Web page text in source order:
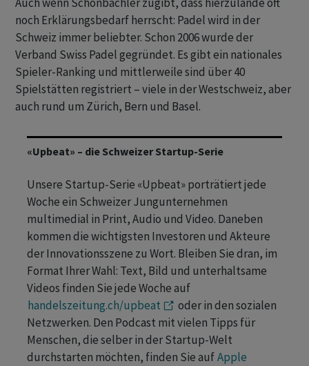
noch Erklärungsbedarf herrscht: Padel wird in der
Schweiz immer beliebter. Schon 2006 wurde der
Verband Swiss Padel gegründet. Es gibt ein nationales
Spieler-Ranking und mittlerweile sind über 40
Spielstätten registriert – viele in der Westschweiz, aber
auch rund um Zürich, Bern und Basel.
«Upbeat» – die Schweizer Startup-Serie
Unsere Startup-Serie «Upbeat» porträtiert jede
Woche ein Schweizer Jungunternehmen
multimedial in Print, Audio und Video. Daneben
kommen die wichtigsten Investoren und Akteure
der Innovationsszene zu Wort. Bleiben Sie dran, im
Format Ihrer Wahl: Text, Bild und unterhaltsame
Videos finden Sie jede Woche auf
handelszeitung.ch/upbeat
oder in den sozialen
Netzwerken. Den Podcast mit vielen Tipps für
Menschen, die selber in der Startup-Welt
durchstarten möchten, finden Sie aufApple